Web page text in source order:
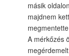
másik
majdnem
A mérkőzés